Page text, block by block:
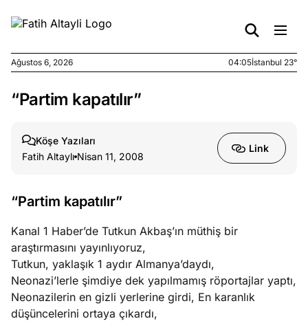
Ağustos
stok
caiz
Ağustos
umutlu
ister
Ağustos 6, 2026 04:05İstanbul 23°
“Partim kapatılır”
Köşe Yazıları
Fatih Altaylı Nisan 11, 2008
Link
“Partim kapatılır”
Kanal 1 Haber’de Tutkun Akbaş’ın müthiş bir
araştırmasını yayınlıyoruz,
Tutkun, yaklaşık 1 aydır Almanya’daydı,
Neonazi’lerle şimdiye dek yapılmamış röportajlar yaptı,
Neonazilerin en gizli yerlerine girdi, En karanlık
düşüncelerini ortaya çıkardı,